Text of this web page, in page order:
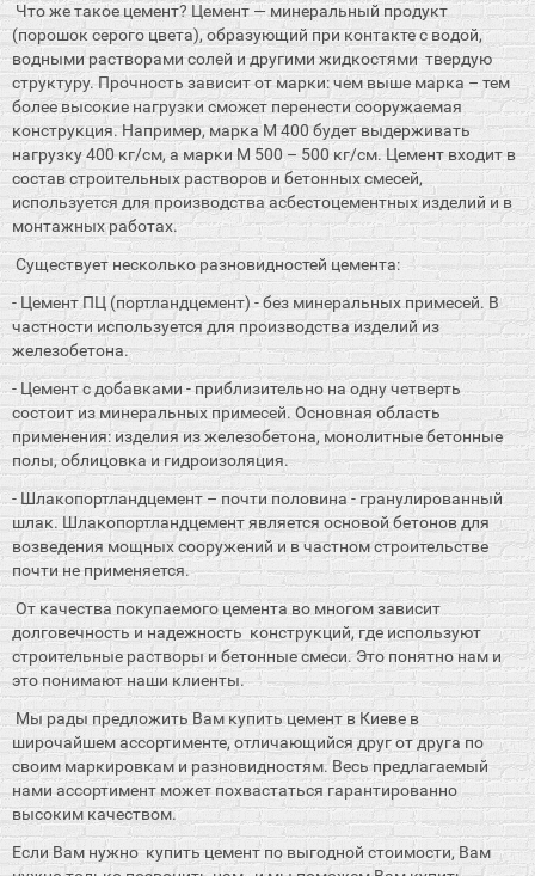
Что же такое цемент? Цемент — минеральный продукт
(порошок серого цвета), образующий при контакте с водой,
водными растворами солей и другими жидкостями твердую
структуру. Прочность зависит от марки: чем выше марка – тем
более высокие нагрузки сможет перенести сооружаемая
конструкция. Например, марка М 400 будет выдерживать
нагрузку 400 кг/см, а марки М 500 – 500 кг/см. Цемент входит в
состав строительных растворов и бетонных смесей,
используется для производства асбестоцементных изделий и в
монтажных работах.
Существует несколько разновидностей цемента:
- Цемент ПЦ (портландцемент) - без минеральных примесей. В
частности используется для производства изделий из
железобетона.
- Цемент с добавками - приблизительно на одну четверть
состоит из минеральных примесей. Основная область
применения: изделия из железобетона, монолитные бетонные
полы, облицовка и гидроизоляция.
- Шлакопортландцемент – почти половина - гранулированный
шлак. Шлакопортландцемент является основой бетонов для
возведения мощных сооружений и в частном строительстве
почти не применяется.
От качества покупаемого цемента во многом зависит
долговечность и надежность конструкций, где используют
строительные растворы и бетонные смеси. Это понятно нам и
это понимают наши клиенты.
Мы рады предложить Вам купить цемент в Киеве в
широчайшем ассортименте, отличающийся друг от друга по
своим маркировкам и разновидностям. Весь предлагаемый
нами ассортимент может похвастаться гарантированно
высоким качеством.
Если Вам нужно купить цемент по выгодной стоимости, Вам